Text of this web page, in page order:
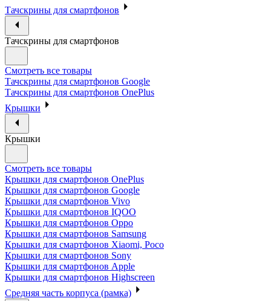
Тачскрины для смартфонов
Тачскрины для смартфонов
Смотреть все товары
Тачскрины для смартфонов Google
Тачскрины для смартфонов OnePlus
Крышки
Крышки
Смотреть все товары
Крышки для смартфонов OnePlus
Крышки для смартфонов Google
Крышки для смартфонов Vivo
Крышки для смартфонов IQOO
Крышки для смартфонов Oppo
Крышки для смартфонов Samsung
Крышки для смартфонов Xiaomi, Poco
Крышки для смартфонов Sony
Крышки для смартфонов Apple
Крышки для смартфонов Highscreen
Средняя часть корпуса (рамка)